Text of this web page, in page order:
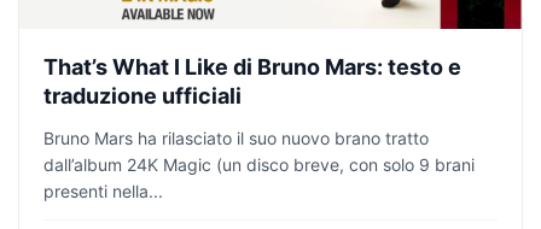
That’s What I Like di Bruno Mars: testo e
traduzione ufficiali
Bruno Mars ha rilasciato il suo nuovo brano tratto
dall’album 24K Magic (un disco breve, con solo 9 brani
presenti nella...